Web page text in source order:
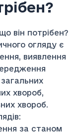
він потрібен?
огляду є
виявлення
хвороб,
хвороб.
за станом